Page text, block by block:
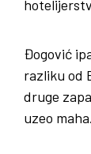
Đogović
razliku od
druge
uzeo maha.